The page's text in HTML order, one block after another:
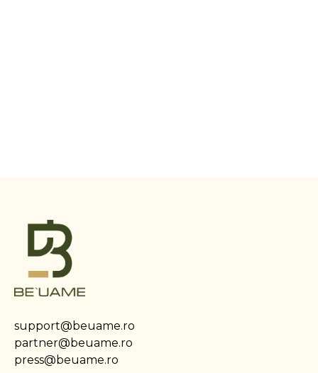
support@beuame.ro
partner@beuame.ro
press@beuame.ro